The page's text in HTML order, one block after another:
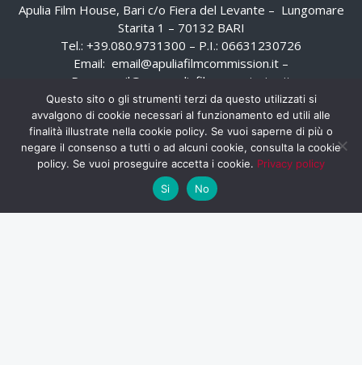
Apulia Film House, Bari c/o Fiera del Levante – Lungomare
Starita 1 – 70132 BARI
Tel.: +39.080.9731300 – P.I.: 06631230726
Email: email@apuliafilmcommission.it –
Pec:
email@pec.apuliafilmcommission.it
Questo sito o gli strumenti terzi da questo utilizzati si
avvalgono di cookie necessari al funzionamento ed utili alle
finalità illustrate nella cookie policy. Se vuoi saperne di più o
negare il consenso a tutti o ad alcuni cookie, consulta la cookie
policy. Se vuoi proseguire accetta i cookie. Privacy policy
Si
No